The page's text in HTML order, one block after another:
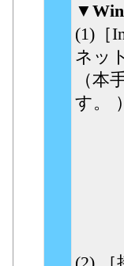
(1)［
ネッ
（本
す。 ）